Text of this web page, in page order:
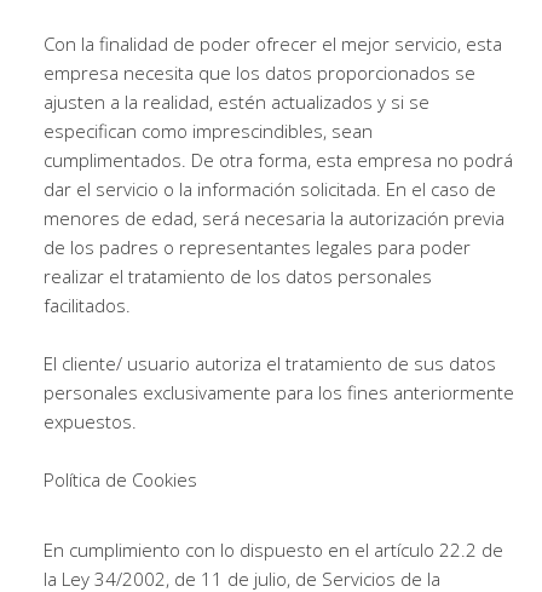
Con la finalidad de poder ofrecer el mejor servicio, esta
empresa necesita que los datos proporcionados se
ajusten a la realidad, estén actualizados y si se
especifican como imprescindibles, sean
cumplimentados. De otra forma, esta empresa no podrá
dar el servicio o la información solicitada. En el caso de
menores de edad, será necesaria la autorización previa
de los padres o representantes legales para poder
realizar el tratamiento de los datos personales
facilitados.
El cliente/ usuario autoriza el tratamiento de sus datos
personales exclusivamente para los fines anteriormente
expuestos.
Política de Cookies
En cumplimiento con lo dispuesto en el artículo 22.2 de
la Ley 34/2002, de 11 de julio, de Servicios de la